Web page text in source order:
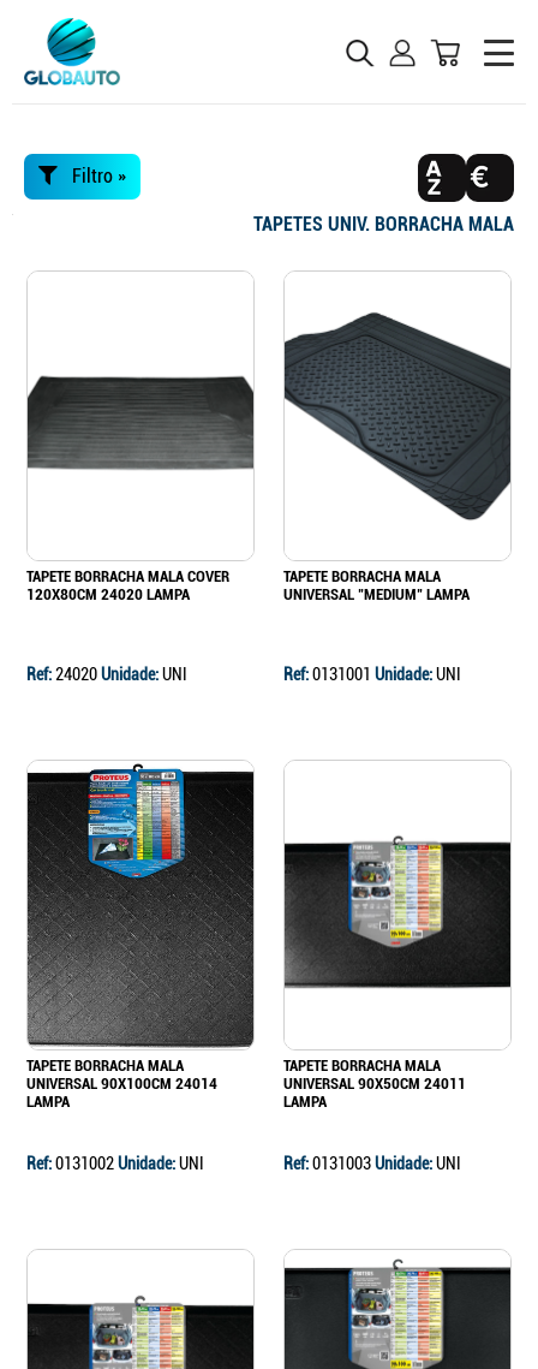
Filtro »
TAPETES UNIV. BORRACHA MALA
TAPETE BORRACHA MALA COVER
120X80CM 24020 LAMPA
Ref:24020Unidade:UNI
TAPETE BORRACHA MALA
UNIVERSAL "MEDIUM" LAMPA
Ref:0131001 Unidade:UNI
TAPETE BORRACHA MALA
UNIVERSAL 90X100CM 24014
LAMPA
Ref:0131002Unidade:UNI
TAPETE BORRACHA MALA
UNIVERSAL 90X50CM 24011
LAMPA
Ref:0131003Unidade:UNI